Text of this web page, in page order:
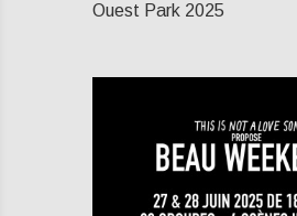
Ouest Park 2025